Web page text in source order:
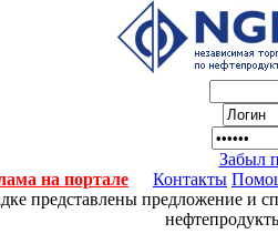
Забыл
на портале
Контакты
представлены предложение и